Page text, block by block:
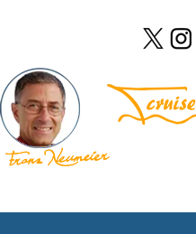
springen